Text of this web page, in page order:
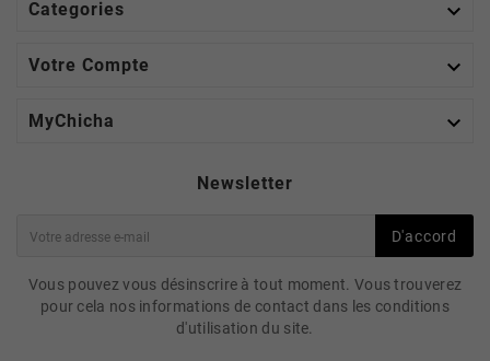
Categories 
Votre Compte 
MyChicha 
Newsletter
D'accord
Vous pouvez vous désinscrire à tout moment. Vous trouverez
pour cela nos informations de contact dans les conditions
d'utilisation du site.